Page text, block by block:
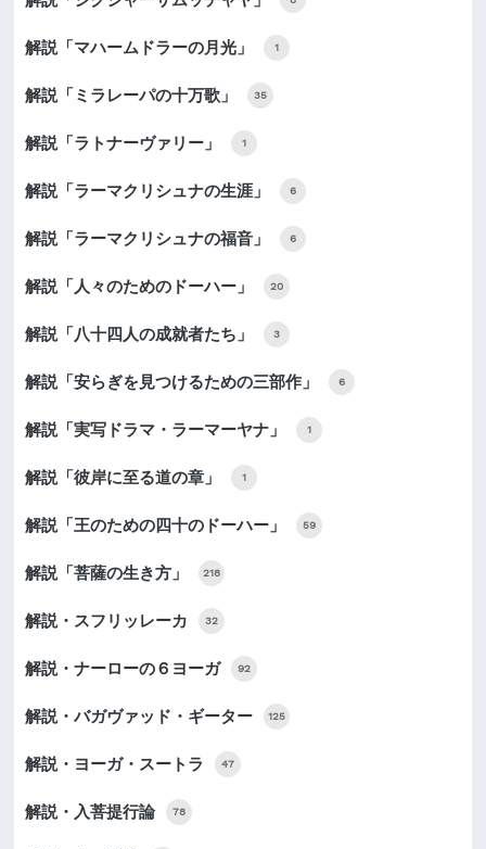
解説「マハームドラーの月光」 1
解説「ミラレーパの十万歌」 35
解説「ラトナーヴァリー」 1
解説「ラーマクリシュナの生涯」 6
解説「ラーマクリシュナの福音」 6
解説「人々のためのドーハー」 20
解説「八十四人の成就者たち」 3
解説「安らぎを見つけるための三部作」 6
解説「実写ドラマ・ラーマーヤナ」 1
解説「彼岸に至る道の章」 1
解説「王のための四十のドーハー」 59
解説「菩薩の生き方」 218
解説・スフリッレーカ 32
解説・ナーローの６ヨーガ 92
解説・バガヴァッド・ギーター 125
解説・ヨーガ・スートラ 47
解説・入菩提行論 78